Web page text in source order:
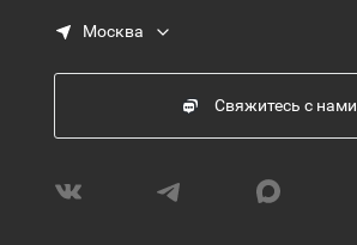
Москва
Свяжитесь с нами